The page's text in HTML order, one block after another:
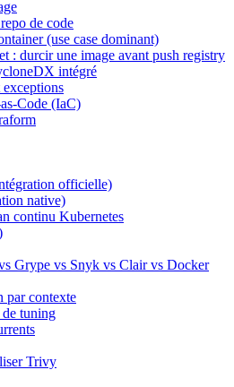
de code
(use case dominant)
: durcir une image avant push registry
intégré
Code (IaC)
officielle)
native)
continu Kubernetes
Grype vs Snyk vs Clair vs Docker
par contexte
de tuning
Trivy